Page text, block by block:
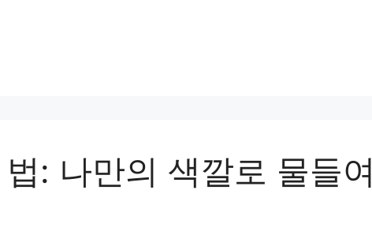
: 나만의 색깔로 물들여